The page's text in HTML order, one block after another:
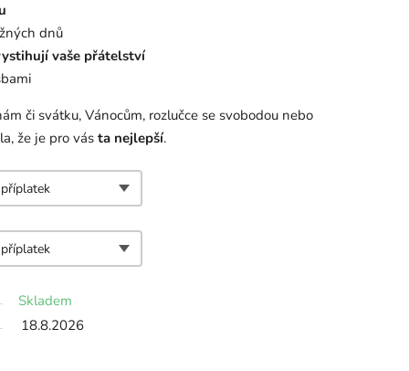
dnů
vaše přátelství
či svátku, Vánocům, rozlučce se svobodou nebo
že je pro vás ta nejlepší.
Skladem
18.8.2026